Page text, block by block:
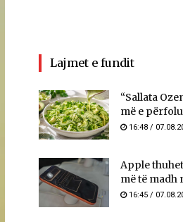
Lajmet e fundit
“Sallata
më e
16:48 /
Apple
më të madh
16:45 /